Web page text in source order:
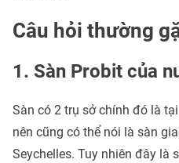
Câu hỏi thường
1. Sàn Probit của
Sàn có 2 trụ sở chính đó là
nên cũng có thể nói là sàn
Seychelles. Tuy nhiên đây là